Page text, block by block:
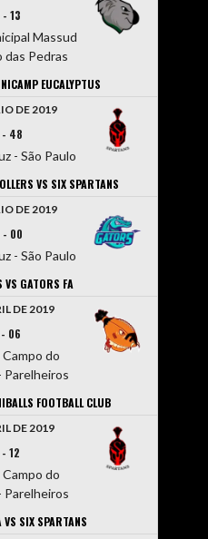
-13
Massud
das Pedras
EUCALYPTUS
DE 2019
- 48
- São Paulo
VS SIX SPARTANS
DE 2019
- 00
- São Paulo
VS GATORS FA
DE 2019
- 06
do
Parelheiros
FOOTBALL CLUB
DE 2019
-12
do
Parelheiros
VS SIX SPARTANS